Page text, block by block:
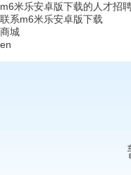
m6米乐安卓版下载的人才招
联系m6米乐安卓版下载
商城
en